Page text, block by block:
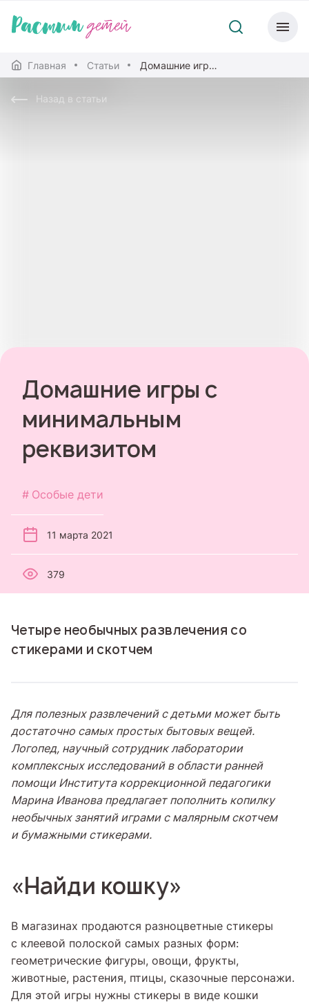
Главная Статьи Домашние игры с минимальным реквизитом
Назад в статьи
Домашние игры с
минимальным
реквизитом
Особые дети
11 марта 2021
379
Четыре необычных развлечения со
стикерами и скотчем
Для полезных развлечений с детьми может быть
достаточно самых простых бытовых вещей.
Логопед, научный сотрудник лаборатории
комплексных исследований в области ранней
помощи Института коррекционной педагогики
Марина Иванова предлагает пополнить копилку
необычных занятий играми с малярным скотчем
и бумажными стикерами.
«Найди кошку»
В магазинах продаются разноцветные стикеры
с клеевой полоской самых разных форм:
геометрические фигуры, овощи, фрукты,
животные, растения, птицы, сказочные персонажи.
Для этой игры нужны стикеры в виде кошки